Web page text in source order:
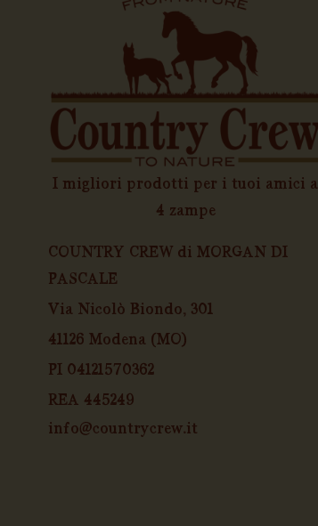
I migliori prodotti per i tuoi amici a
4 zampe
COUNTRY CREW di MORGAN DI
PASCALE
Via Nicolò Biondo, 301
41126 Modena (MO)
PI 04121570362
REA 445249
info@countrycrew.it